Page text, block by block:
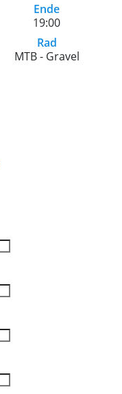
Ende
19:00
Rad
MTB - Gravel